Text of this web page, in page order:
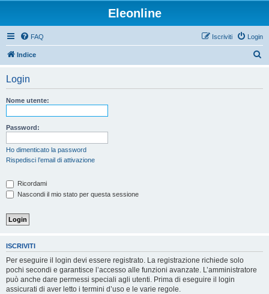
Eleonline
FAQ Login
Iscriviti
Indice
Login
Nome utente:
Password:
Ho dimenticato la password
Rispedisci l’email di attivazione
Ricordami
Nascondi il mio stato per questa sessione
ISCRIVITI
Per eseguire il login devi essere registrato. La registrazione richiede solo
pochi secondi e garantisce l’accesso alle funzioni avanzate. L’amministratore
può anche dare permessi speciali agli utenti. Prima di eseguire il login
assicurati di aver letto i termini d’uso e le varie regole.